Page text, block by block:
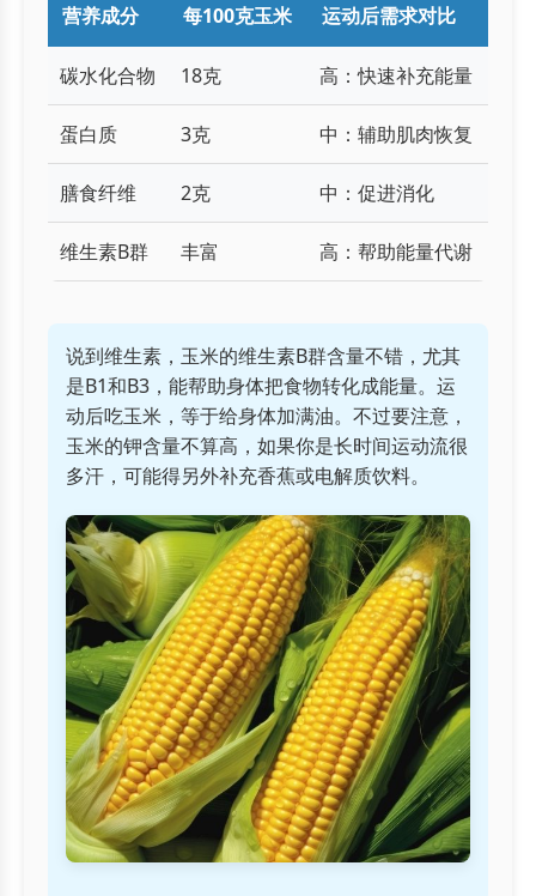
营养成分 每100克玉米 运动后需求对比
碳水化合物 18克 高：快速补充能量
蛋白质 3克 中：辅助肌肉恢复
膳食纤维 2克 中：促进消化
维生素B群 丰富 高：帮助能量代谢
说到维生素，玉米的维生素B群含量不错，尤其
是B1和B3，能帮助身体把食物转化成能量。运
动后吃玉米，等于给身体加满油。不过要注意，
玉米的钾含量不算高，如果你是长时间运动流很
多汗，可能得另外补充香蕉或电解质饮料。